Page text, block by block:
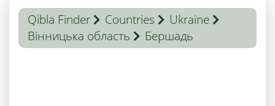
Qibla Finder Countries
Ukraine
Вінницька область
Бершадь